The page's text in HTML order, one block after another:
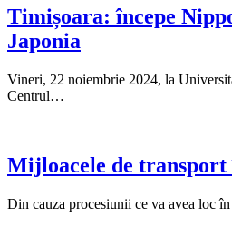
Timișoara: începe
Japonia
Vineri, 22 noiembrie 2024, la
Centrul…
Mijloacele de
Din cauza procesiunii ce va avea loc